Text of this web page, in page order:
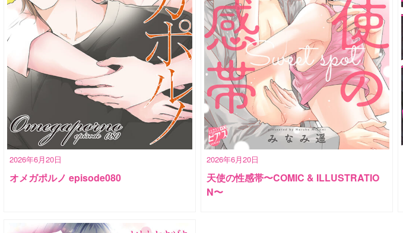
2026年6月20日
オメガポルノ episode080
2026年6月20日
天使の性感帯〜COMIC & ILLUSTRATIO
N〜